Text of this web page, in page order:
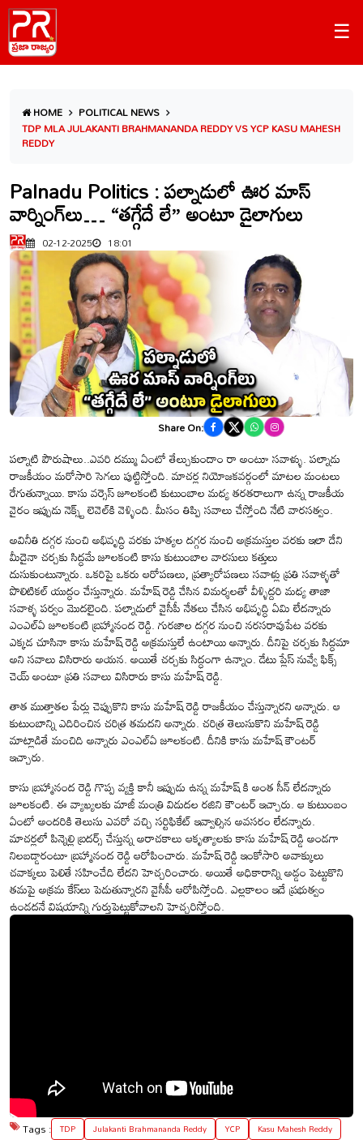
☰
HOME
POLITICAL NEWS
TDP MLA JULAKANTI BRAHMANANDA REDDY VS YCP KASU MAHESH
REDDY
Palnadu Politics : పల్నాడులో ఊర మాస్
వార్నింగ్‌లు… “తగ్గేదే లే” అంటూ డైలాగులు
02-12-2025 18:01
Share On:
పల్నాటి పౌరుషాలు..ఎవరి దమ్ము ఏంటో తేల్చుకుందాం రా అంటూ సవాళ్ళు. పల్నాడు
రాజకీయం మరోసారి సెగలు పుట్టిస్తోంది. మాచర్ల నియోజకవర్గంలో మాటల మంటలు
రేగుతున్నాయి. కాసు వర్సెస్ జూలకంటి కుటుంబాల మధ్య తరతరాలుగా ఉన్న రాజకీయ
వైరం ఇప్పుడు నెక్స్ట్ లెవెల్‌కి వెళ్ళింది. మీసం తిప్పి సవాలు చేస్తోంది నేటి వారసత్వం.
అవినీతి దగ్గర నుంచి అభివృద్ధి వరకు హత్యల దగ్గర నుంచి అక్రమస్తుల వరకు ఇలా దేని
మీదైనా చర్చకు సిద్ధమే జూలకంటి కాసు కుటుంబాల వారసులు కత్తులు
దుసుకుంటున్నారు. ఒకరిపై ఒకరు ఆరోపణలు, ప్రత్యారోపణలు సవాళ్లు ప్రతి సవాళ్ళతో
పొలిటికల్ యుద్ధం చేస్తున్నారు. మహేష్ రెడ్డి చేసిన విమర్శలతో వీళ్ళిద్దరి మధ్య తాజా
సవాళ్ళ పర్వం మొదలైంది. పల్నాడులో వైసీపీ నేతలు చేసిన అభివృద్ధి ఏమి లేదన్నారు
ఎంఎల్ఏ జూలకంటి బ్రహ్మానంద రెడ్డి. గురజాల దగ్గర నుంచి నరసరావుపేట వరకు
ఎక్కడ చూసినా కాసు మహేష్ రెడ్డి అక్రమస్తులే ఉంటాయి అన్నారు. దీనిపై చర్చకు సిద్ధమా
అని సవాలు విసిరారు అయన. అయితే చర్చకు సిద్ధంగా ఉన్నాం. డేటు ప్లేస్ నువ్వే ఫిక్స్
చెయ్ అంటూ ప్రతి సవాలు విసిరారు కాసు మహేష్ రెడ్డి.
తాత ముత్తాతల పేర్లు చెప్పుకొని కాసు మహేష్ రెడ్డి రాజకీయం చేస్తున్నారని అన్నారు. ఆ
కుటుంబాన్ని ఎదిరించిన చరిత్ర తమదని అన్నారు. చరిత్ర తెలుసుకొని మహేష్ రెడ్డి
మాట్లాడితే మంచిది అన్నారు ఎంఎల్ఏ జూలకంటి. దీనికి కాసు మహేష్ కౌంటర్
ఇచ్చారు.
కాసు బ్రహ్మానంద రెడ్డి గొప్ప వ్యక్తి కానీ ఇప్పుడు ఉన్న మహేష్ కి అంత సీన్ లేదన్నారు
జూలకంటి. ఈ వ్యాఖ్యలకు మాజీ మంత్రి విడుదల రజిని కౌంటర్ ఇచ్చారు. ఆ కుటుంబం
ఏంటో అందరికి తెలుసు ఎవరో వచ్చి సర్టిఫికేట్ ఇవ్వాల్సిన అవసరం లేదన్నారు.
మాచర్లలో పిన్నెల్లి బ్రదర్స్ చేస్తున్న అరాచకాలు ఆకృత్యాలకు కాసు మహేష్ రెడ్డి అండగా
నిలబడ్డారంటూ బ్రహ్మానంద రెడ్డి ఆరోపించారు. మహేష్ రెడ్డి ఇంకోసారి అవాక్కులు
చవాక్కలు పెలితే సహించేది లేదని హెచ్చరించారు. అయితే అధికారాన్ని అడ్డం పెట్టుకొని
తమపై అక్రమ కేస్‌లు పెడుతున్నారని వైసీపీ ఆరోపిస్తోంది. ఎల్లకాలం ఇదే ప్రభుత్వం
ఉండదనే విషయాన్ని గుర్తుపెట్టుకోవాలని హెచ్చరిస్తోంది.
Tags : TDP Julakanti Brahmananda Reddy YCP
Kasu Mahesh Reddy